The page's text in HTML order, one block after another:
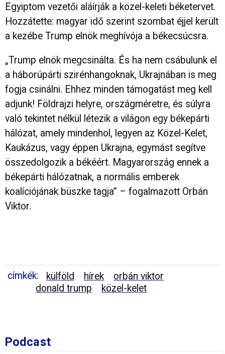
Egyiptom vezetői aláírják a közel-keleti béketervet.
Hozzátette: magyar idő szerint szombat éjjel került
a kezébe Trump elnök meghívója a békecsúcsra.
„Trump elnök megcsinálta. És ha nem csábulunk el
a háborúpárti szirénhangoknak, Ukrajnában is meg
fogja csinálni. Ehhez minden támogatást meg kell
adjunk! Földrajzi helyre, országméretre, és súlyra
való tekintet nélkül létezik a világon egy békepárti
hálózat, amely mindenhol, legyen az Közel-Kelet,
Kaukázus, vagy éppen Ukrajna, egymást segítve
összedolgozik a békéért. Magyarország ennek a
békepárti hálózatnak, a normális emberek
koalíciójának büszke tagja” – fogalmazott Orbán
Viktor.
címkék: külföld hírek
orbán viktor
donald trump
közel-kelet
Podcast